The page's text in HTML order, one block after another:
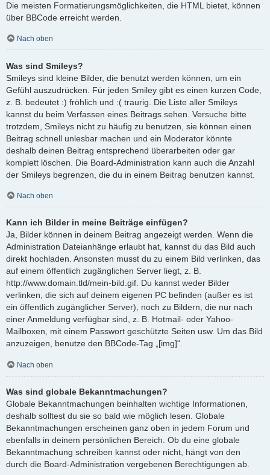
Die meisten Formatierungsmöglichkeiten, die HTML bietet, können
über BBCode erreicht werden.
Nach oben
Was sind Smileys?
Smileys sind kleine Bilder, die benutzt werden können, um ein
Gefühl auszudrücken. Für jeden Smiley gibt es einen kurzen Code,
z. B. bedeutet :) fröhlich und :( traurig. Die Liste aller Smileys
kannst du beim Verfassen eines Beitrags sehen. Versuche bitte
trotzdem, Smileys nicht zu häufig zu benutzen, sie können einen
Beitrag schnell unlesbar machen und ein Moderator könnte
deshalb deinen Beitrag entsprechend überarbeiten oder gar
komplett löschen. Die Board-Administration kann auch die Anzahl
der Smileys begrenzen, die du in einem Beitrag benutzen kannst.
Nach oben
Kann ich Bilder in meine Beiträge einfügen?
Ja, Bilder können in deinem Beitrag angezeigt werden. Wenn die
Administration Dateianhänge erlaubt hat, kannst du das Bild auch
direkt hochladen. Ansonsten musst du zu einem Bild verlinken, das
auf einem öffentlich zugänglichen Server liegt, z. B.
http://www.domain.tld/mein-bild.gif. Du kannst weder Bilder
verlinken, die sich auf deinem eigenen PC befinden (außer es ist
ein öffentlich zugänglicher Server), noch zu Bildern, die nur nach
einer Anmeldung verfügbar sind, z. B. Hotmail- oder Yahoo-
Mailboxen, mit einem Passwort geschützte Seiten usw. Um das Bild
anzuzeigen, benutze den BBCode-Tag „[img]“.
Nach oben
Was sind globale Bekanntmachungen?
Globale Bekanntmachungen beinhalten wichtige Informationen,
deshalb solltest du sie so bald wie möglich lesen. Globale
Bekanntmachungen erscheinen ganz oben in jedem Forum und
ebenfalls in deinem persönlichen Bereich. Ob du eine globale
Bekanntmachung schreiben kannst oder nicht, hängt von den
durch die Board-Administration vergebenen Berechtigungen ab.